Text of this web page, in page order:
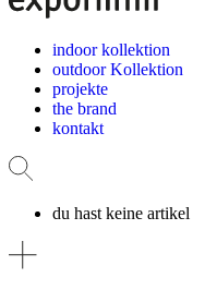
indoor kollektion
outdoor Kollektion
projekte
the brand
kontakt
du hast keine artikel